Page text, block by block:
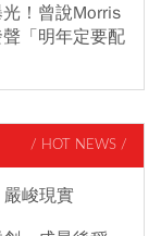
！曾說Morris
「明年定要配
/ HOT NEWS /
峻現實